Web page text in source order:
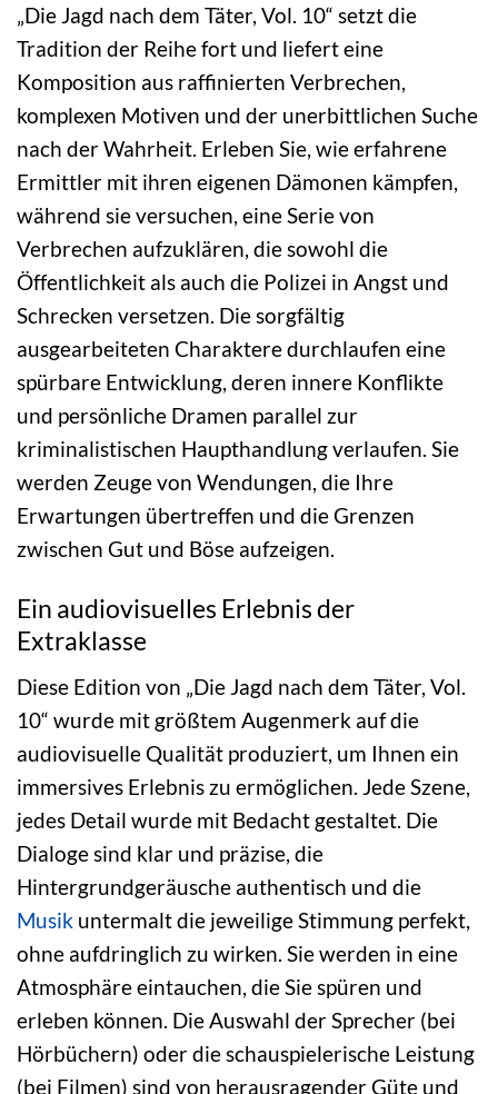
„Die Jagd nach dem Täter, Vol. 10“ setzt die
Tradition der Reihe fort und liefert eine
Komposition aus raffinierten Verbrechen,
komplexen Motiven und der unerbittlichen Suche
nach der Wahrheit. Erleben Sie, wie erfahrene
Ermittler mit ihren eigenen Dämonen kämpfen,
während sie versuchen, eine Serie von
Verbrechen aufzuklären, die sowohl die
Öffentlichkeit als auch die Polizei in Angst und
Schrecken versetzen. Die sorgfältig
ausgearbeiteten Charaktere durchlaufen eine
spürbare Entwicklung, deren innere Konflikte
und persönliche Dramen parallel zur
kriminalistischen Haupthandlung verlaufen. Sie
werden Zeuge von Wendungen, die Ihre
Erwartungen übertreffen und die Grenzen
zwischen Gut und Böse aufzeigen.
Ein audiovisuelles Erlebnis der
Extraklasse
Diese Edition von „Die Jagd nach dem Täter, Vol.
10“ wurde mit größtem Augenmerk auf die
audiovisuelle Qualität produziert, um Ihnen ein
immersives Erlebnis zu ermöglichen. Jede Szene,
jedes Detail wurde mit Bedacht gestaltet. Die
Dialoge sind klar und präzise, die
Hintergrundgeräusche authentisch und die
Musik untermalt die jeweilige Stimmung perfekt,
ohne aufdringlich zu wirken. Sie werden in eine
Atmosphäre eintauchen, die Sie spüren und
erleben können. Die Auswahl der Sprecher (bei
Hörbüchern) oder die schauspielerische Leistung
(bei Filmen) sind von herausragender Güte und